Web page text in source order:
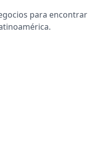
para encontrar